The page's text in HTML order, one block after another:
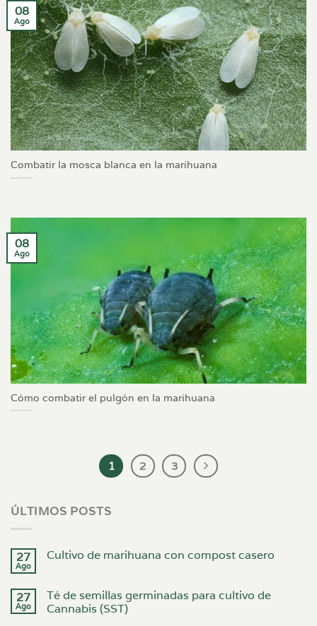
Combatir la mosca blanca en la marihuana
08
Ago
Cómo combatir el pulgón en la marihuana
08
Ago
1 2 3
ÚLTIMOS POSTS
27
Ago
Cultivo de marihuana con compost casero
27
Ago
Té de semillas germinadas para cultivo de
Cannabis (SST)